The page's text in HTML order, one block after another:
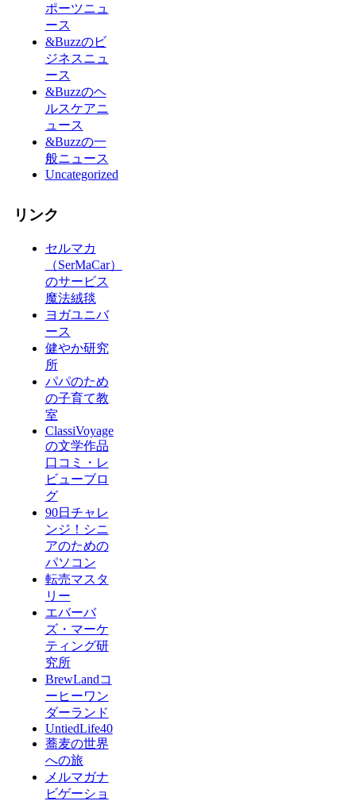
ポーツニュ
ース
&Buzzのビ
ジネスニュ
ース
&Buzzのヘ
ルスケアニ
ュース
&Buzzの一
般ニュース
Uncategorized
リンク
セルマカ
（SerMaCar）
のサービス
魔法絨毯
ヨガユニバ
ース
健やか研究
所
パパのため
の子育て教
室
ClassiVoyage
の文学作品
口コミ・レ
ビューブロ
グ
90日チャレ
ンジ！シニ
アのための
パソコン
転売マスタ
リー
エバーバ
ズ・マーケ
ティング研
究所
BrewLandコ
ーヒーワン
ダーランド
UntiedLife40
蕎麦の世界
への旅
メルマガナ
ビゲーショ